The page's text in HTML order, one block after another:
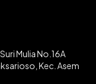
Mulia No.16A
Kec. Asem